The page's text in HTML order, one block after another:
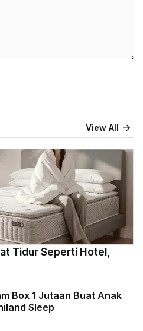
View All
Tidur Seperti Hotel,
Box 1 Jutaan Buat Anak
Sleep